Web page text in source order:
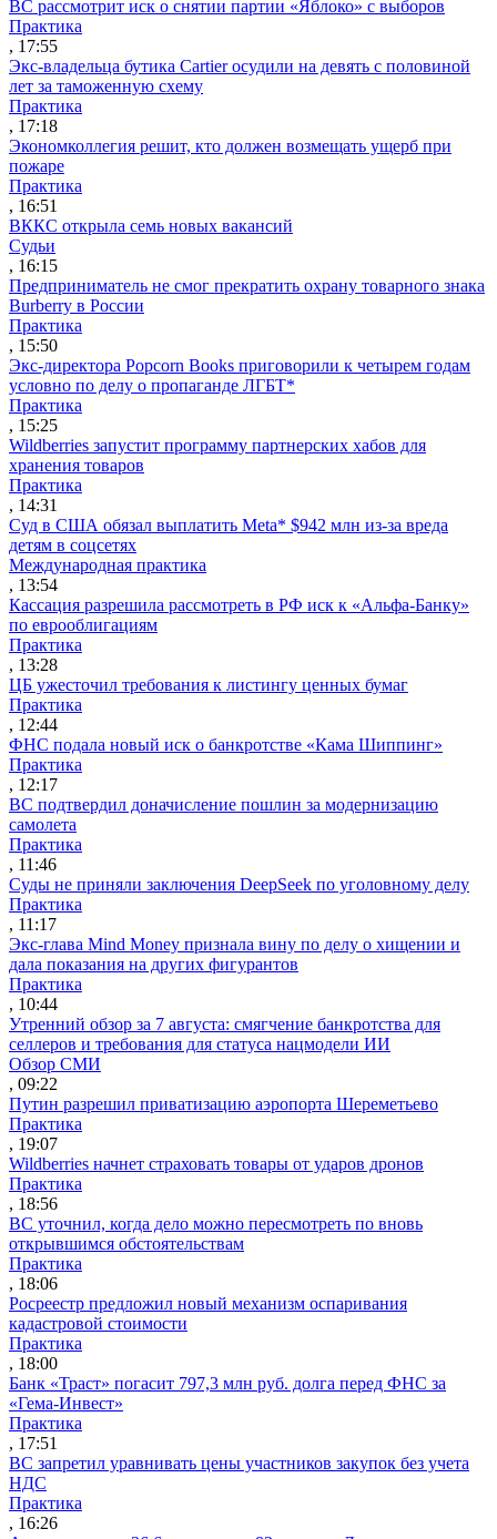
ВС рассмотрит иск о снятии партии «Яблоко» с выборов
Практика
, 17:55
Экс-владельца бутика Cartier осудили на девять с половиной
лет за таможенную схему
Практика
, 17:18
Экономколлегия решит, кто должен возмещать ущерб при
пожаре
Практика
, 16:51
ВККС открыла семь новых вакансий
Судьи
, 16:15
Предприниматель не смог прекратить охрану товарного знака
Burberry в России
Практика
, 15:50
Экс-директора Popcorn Books приговорили к четырем годам
условно по делу о пропаганде ЛГБТ*
Практика
, 15:25
Wildberries запустит программу партнерских хабов для
хранения товаров
Практика
, 14:31
Суд в США обязал выплатить Meta* $942 млн из-за вреда
детям в соцсетях
Международная практика
, 13:54
Кассация разрешила рассмотреть в РФ иск к «Альфа-Банку»
по еврооблигациям
Практика
, 13:28
ЦБ ужесточил требования к листингу ценных бумаг
Практика
, 12:44
ФНС подала новый иск о банкротстве «Кама Шиппинг»
Практика
, 12:17
ВС подтвердил доначисление пошлин за модернизацию
самолета
Практика
, 11:46
Суды не приняли заключения DeepSeek по уголовному делу
Практика
, 11:17
Экс-глава Mind Money признала вину по делу о хищении и
дала показания на других фигурантов
Практика
, 10:44
Утренний обзор за 7 августа: смягчение банкротства для
селлеров и требования для статуса нацмодели ИИ
Обзор СМИ
, 09:22
Путин разрешил приватизацию аэропорта Шереметьево
Практика
, 19:07
Wildberries начнет страховать товары от ударов дронов
Практика
, 18:56
ВС уточнил, когда дело можно пересмотреть по вновь
открывшимся обстоятельствам
Практика
, 18:06
Росреестр предложил новый механизм оспаривания
кадастровой стоимости
Практика
, 18:00
Банк «Траст» погасит 797,3 млн руб. долга перед ФНС за
«Гема-Инвест»
Практика
, 17:51
ВС запретил уравнивать цены участников закупок без учета
НДС
Практика
, 16:26